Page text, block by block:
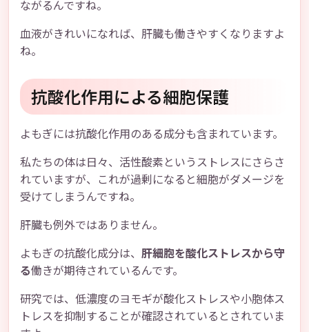
ながるんですね。
血液がきれいになれば、肝臓も働きやすくなりますよ
ね。
抗酸化作用による細胞保護
よもぎには抗酸化作用のある成分も含まれています。
私たちの体は日々、活性酸素というストレスにさらさ
れていますが、これが過剰になると細胞がダメージを
受けてしまうんですね。
肝臓も例外ではありません。
よもぎの抗酸化成分は、 肝細胞を酸化ストレスから守
る働きが期待されているんです。
研究では、低濃度のヨモギが酸化ストレスや小胞体ス
トレスを抑制することが確認されているとされていま